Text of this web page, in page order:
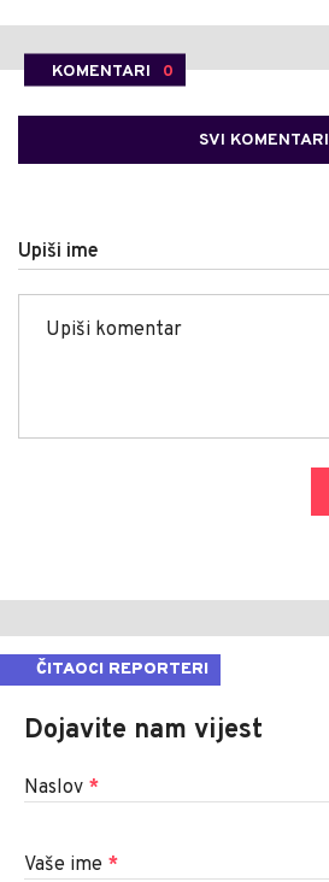
KOMENTARI 0
SVI KOMENTARI
Upiši ime
ČITAOCI REPORTERI
Dojavite nam vijest
Naslov *
Vaše ime *